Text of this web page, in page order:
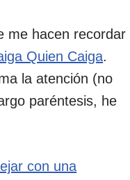
me hacen recordar
Quien Caiga.
la atención (no
paréntesis, he
con una